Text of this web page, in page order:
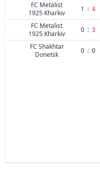
FC Metalist
1925 Kharkiv
1 : 4
FC Metalist
1925 Kharkiv
0 : 3
FC Shakhtar
Donetsk
0 : 0